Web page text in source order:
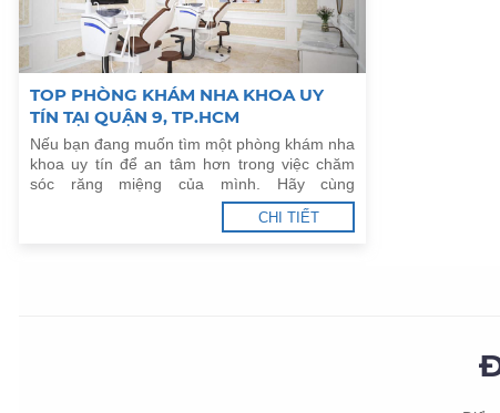
TOP PHÒNG KHÁM NHA KHOA UY
TÍN TẠI QUẬN 9, TP.HCM
Nếu bạn đang muốn tìm một phòng khám nha
khoa uy tín để an tâm hơn trong việc chăm
sóc răng miệng của mình. Hãy cùng
danhsachcuahang.com tham khảo top phòng
khám nha khoa uy tín tại Quận 9, TP.HCM
CHI TIẾT